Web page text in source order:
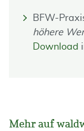
BFW-
höhere
Download
Mehr auf